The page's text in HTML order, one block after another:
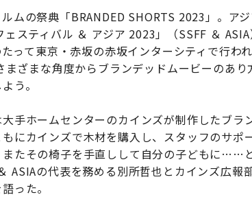
ムの祭典「BRANDED SHORTS 2023」。ア
スティバル ＆ アジア 2023」（SSFF ＆ ASIA
って東京・赤坂の赤坂インターシティで行われ
ざまな角度からブランデッドムービーのあり
う。
手ホームセンターのカインズが制作したブラ
にカインズで木材を購入し、スタッフのサポ
たその椅子を手直しして自分の子どもに……
ASIAの代表を務める別所哲也とカインズ広報
った。